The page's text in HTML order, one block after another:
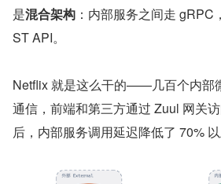
是混合架构 ：内部服务之间走
ST API。
Netflix 就是这么干的——几百个内部
通信，前端和第三方通过 Zuul 网关
后，内部服务调用延迟降低了 70% 以